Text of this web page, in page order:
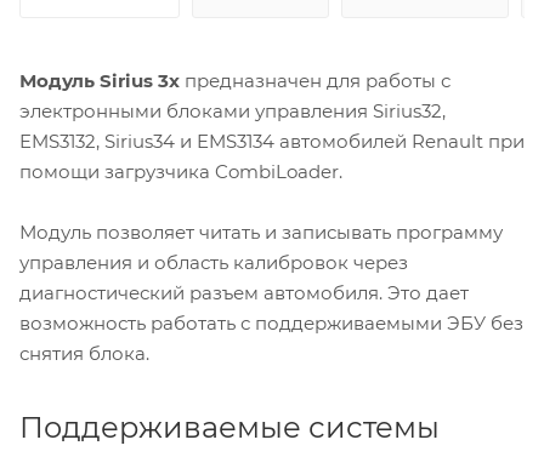
Модуль Sirius 3x предназначен для работы с
электронными блоками управления Sirius32,
EMS3132, Sirius34 и EMS3134 автомобилей Renault при
помощи загрузчика CombiLoader.
Модуль позволяет читать и записывать программу
управления и область калибровок через
диагностический разъем автомобиля. Это дает
возможность работать с поддерживаемыми ЭБУ без
снятия блока.
Поддерживаемые системы